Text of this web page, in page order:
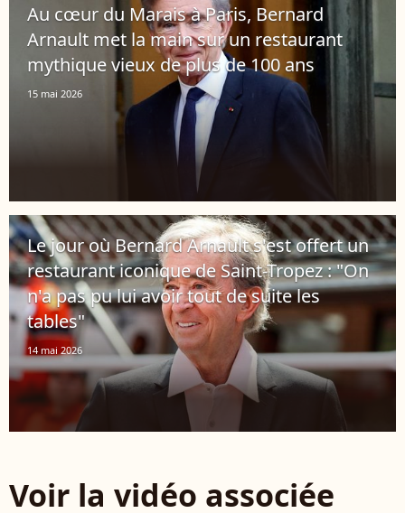
Au cœur du Marais à Paris, Bernard
Arnault met la main sur un restaurant
mythique vieux de plus de 100 ans
15 mai 2026
Le jour où Bernard Arnault s'est offert un
restaurant iconique de Saint-Tropez : "On
n'a pas pu lui avoir tout de suite les
tables"
14 mai 2026
Voir la vidéo associée